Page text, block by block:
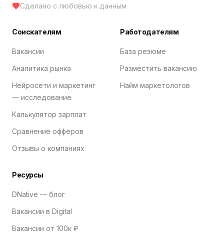
Сделано с любовью к данным
Соискателям
Вакансии
Аналитика рынка
Нейросети и маркетинг
— исследование
Калькулятор зарплат
Сравнение офферов
Отзывы о компаниях
Работодателям
База резюме
Разместить вакансию
Найм маркетологов
Ресурсы
DNative — блог
Вакансии в Digital
Вакансии от 100к ₽